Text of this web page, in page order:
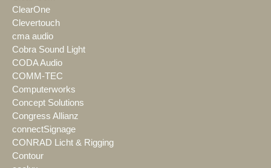
ClearOne
Clevertouch
cma audio
Cobra Sound Light
CODA Audio
COMM-TEC
Computerworks
Concept Solutions
Congress Allianz
connectSignage
CONRAD Licht & Rigging
Contour